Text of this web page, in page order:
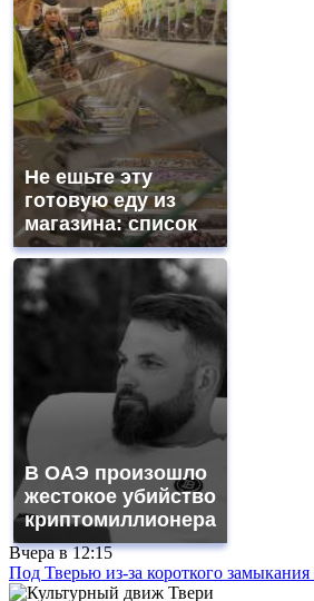
Не ешьте эту
готовую еду из
магазина: список
В ОАЭ произошло
жестокое убийство
криптомиллионера
Вчера в12:15
Под Тверью из-за короткого замыкания